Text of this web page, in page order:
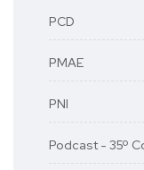
PCD
PMAE
PNI
Podcast - 35º